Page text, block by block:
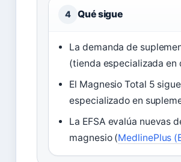
4 Qué sigue
La demanda de
(tienda especializada en
El Magnesio Total 5
especializado en
La EFSA evalúa nuevas
magnesio (MedlinePlus